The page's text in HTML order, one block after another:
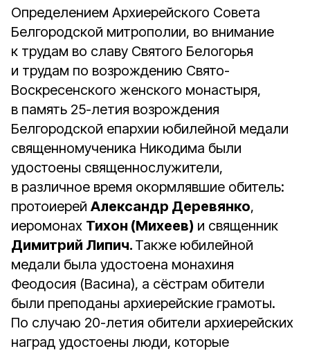
Определением Архиерейского Совета
Белгородской митрополии, во внимание
к трудам во славу Святого Белогорья
и трудам по возрождению Свято-
Воскресенского женского монастыря,
в память 25-летия возрождения
Белгородской епархии юбилейной медали
священномученика Никодима были
удостоены священнослужители,
в различное время окормлявшие обитель:
протоиерей Александр Деревянко,
иеромонах Тихон (Михеев) и священник
Димитрий Липич. Также юбилейной
медали была удостоена монахиня
Феодосия (Васина), а сёстрам обители
были преподаны архиерейские грамоты.
По случаю 20-летия обители архиерейских
наград удостоены люди, которые